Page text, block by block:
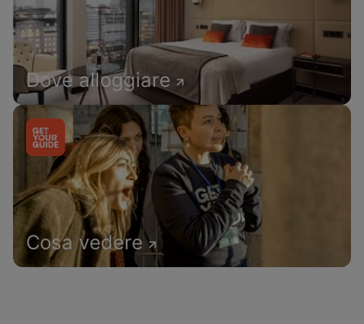
Dove alloggiare
Cosa vedere